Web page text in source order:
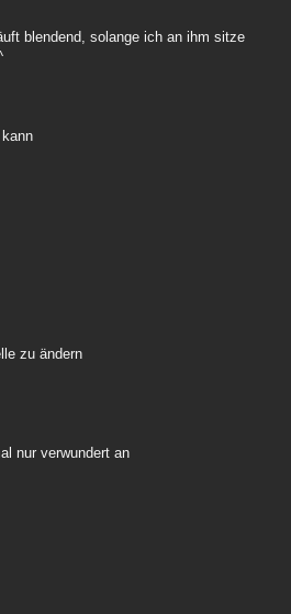
blendend, solange ich an ihm sitze
zu ändern
nur verwundert an